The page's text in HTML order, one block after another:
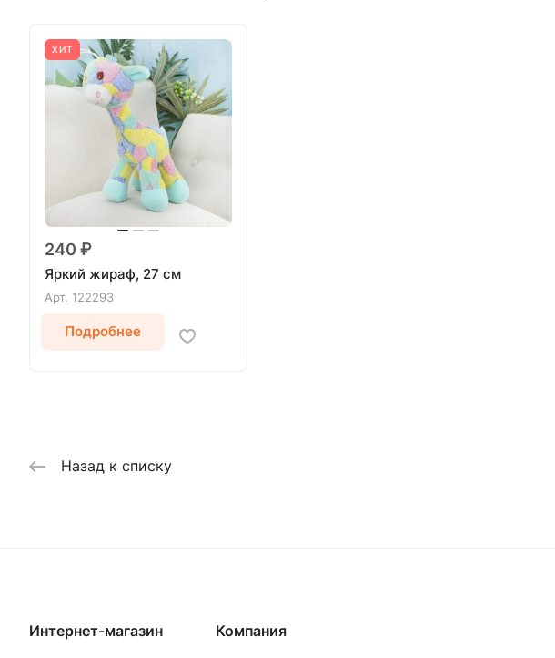
ХИТ
240 ₽
Яркий жираф, 27 см
Арт. 122293
Подробнее
Назад к списку
Интернет-магазин Компания